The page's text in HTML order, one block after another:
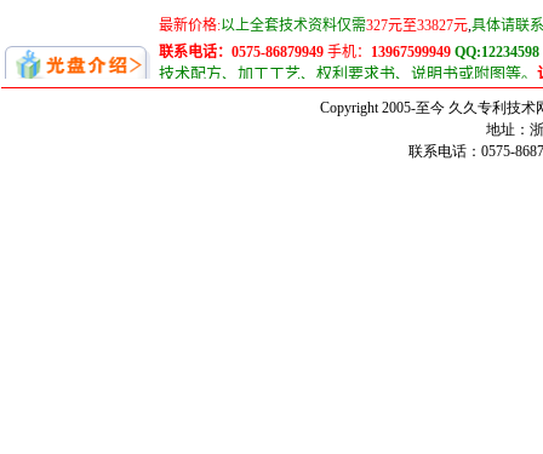
Copyright 2005-至今 久久专利技
地址：
联系电话：0575-